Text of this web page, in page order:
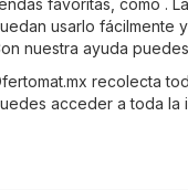
usarlo fácilmente
nuestra ayuda
recolecta
acceder a toda la